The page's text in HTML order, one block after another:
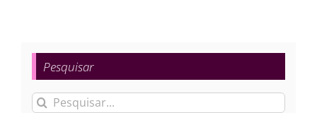
Pesquisar
Buscar